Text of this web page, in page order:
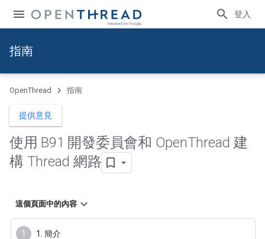
登入
指南
OpenThread 指南
提供意見
使用 B91 開發委員會和 OpenThread 建
構 Thread 網路
這個頁面中的內容
1. 簡介